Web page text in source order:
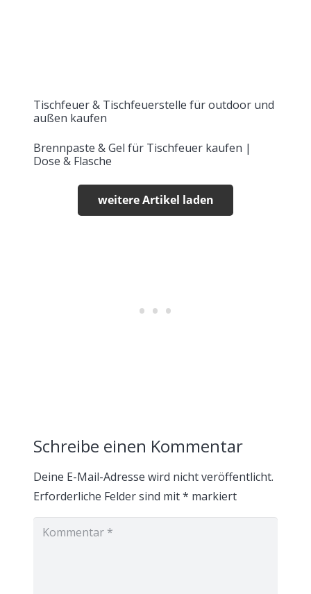
Tischfeuer & Tischfeuerstelle für outdoor und
außen kaufen
Brennpaste & Gel für Tischfeuer kaufen |
Dose & Flasche
weitere Artikel laden
Schreibe einen Kommentar
Deine E-Mail-Adresse wird nicht veröffentlicht.
Erforderliche Felder sind mit* markiert